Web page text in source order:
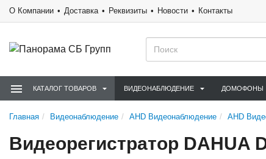
О Компании Доставка Реквизиты Новости Контакты
КАТАЛОГ ТОВАРОВ ВИДЕОНАБЛЮДЕНИЕ ДОМОФОНЫ
Главная Видеонаблюдение AHD Видеонаблюдение AHD
Видеорегистратор DAHUA